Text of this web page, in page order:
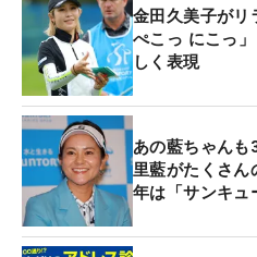
金田久美子がリ
ぺこっ にこっ
しく表現
あの藍ちゃんも
里藍がたくさん
年は「サンキュ